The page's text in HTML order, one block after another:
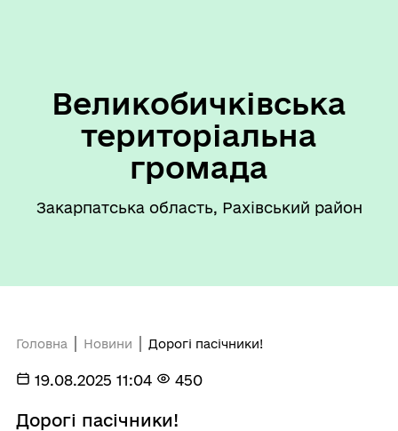
Великобичківська
територіальна
громада
Закарпатська область, Рахівський район
Головна Новини Дорогі пасічники!
19.08.2025 11:04 450
Дорогі пасічники!